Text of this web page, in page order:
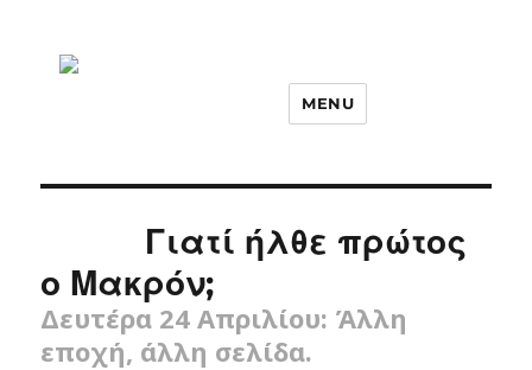
MENU
Γιατί ήλθε πρώτος
ο Μακρόν;
Δευτέρα 24 Απριλίου: Άλλη
εποχή, άλλη σελίδα.